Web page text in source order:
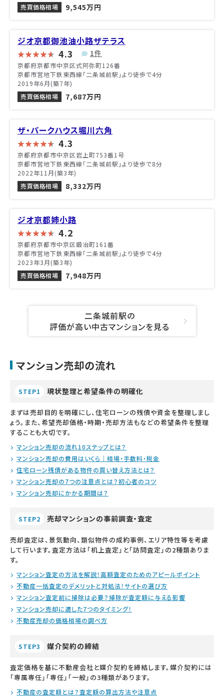
売買価格相場 9,545万円
ジオ京都御池油小路ザテラス
4.3 1件
京都府京都市中京区式阿弥町126番
京都市営地下鉄東西線「二条城前駅」より徒歩で4分
2019年6月(築7年)
売買価格相場
7,687万円
ザ・パークハウス堀川六角
4.3
京都府京都市中京区岩上町753番1号
京都市営地下鉄東西線「二条城前駅」より徒歩で8分
2022年11月(築3年)
売買価格相場
8,332万円
ジオ京都姉小路
4.2
京都府京都市中京区鍛冶町161番
京都市営地下鉄東西線「二条城前駅」より徒歩で4分
2023年3月(築3年)
売買価格相場
7,948万円
二条城前駅の
評価が高い中古マンションを見る
マンション売却の流れ
STEP1 現状整理と希望条件の明確化
まずは売却目的を明確にし、住宅ローンの残債や資金を整理しまし
ょう。また、希望売却価格・時期・売却方法もなどの希望条件を整理
することも大切です。
マンション売却の流れ10ステップとは？
マンション売却の費用はいくら｜相場・手数料・税金
住宅ローン残債がある物件の買い替え方法とは？
マンション売却の7つの注意点とは？初心者のコツ
マンション売却にかかる期間は？
STEP2 売却マンションの事前調査・査定
売却査定は、景気動向、類似物件の成約事例、エリア特性等を考慮
して行います。査定方法は「机上査定」と「訪問査定」の2種類ありま
す。
マンション査定の方法を解説！高額査定のためのアピールポイント
不動産一括査定のデメリットと対処法！サイトの選び方
マンション査定前に掃除は必要？掃除が査定額に与える影響
マンション売却に適した7つのタイミング！
不動産売却の価格相場の調べ方
STEP3 媒介契約の締結
査定価格を基に不動産会社と媒介契約を締結します。媒介契約には
「専属専任」「専任」「一般」の3種類があります。
不動産の査定額とは？査定額の算出方法や注意点